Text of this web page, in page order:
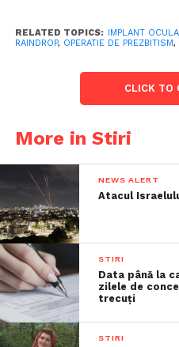
RELATED TOPICS: IMPLANT
RAINDROP, OPERATIE DE PREZBITISM,
CLICK TO
More in Stiri
NEWS ALERT
Atacul
STIRI
Data până la
zilele de
trecuţi
STIRI